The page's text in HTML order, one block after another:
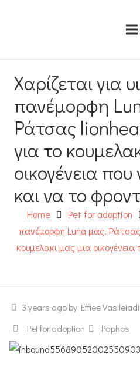
Χαρίζεται για
πανέμορφη
Ράτσας
για το
οικογένεια
και να το
Home Pet for adoption
πανέμορφη Luna μας.
κουμελακι μας μια
3 years ago by Effiee Vasileiadi
Pet for adoption
Paphos